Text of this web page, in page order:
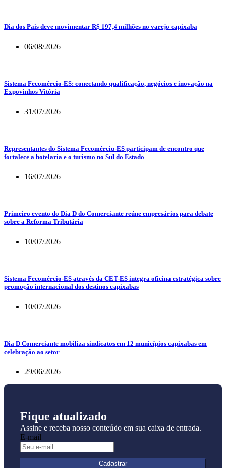
Dia dos Pais deve movimentar R$ 197,4 milhões no varejo capixaba
06/08/2026
Sistema Fecomércio-ES: conectando qualificação, negócios e inovação na
Expovinhos Vitória
31/07/2026
Representantes do Sistema Fecomércio-ES participam de encontro que
fortalece a hotelaria e o turismo no Sul do Estado
16/07/2026
Primeiro evento do Dia D do Comerciante reúne empresários para debate
sobre a Reforma Tributária
10/07/2026
Sistema Fecomércio-ES através da CET-ES integra oficina estratégica sobre
promoção internacional dos destinos capixabas
10/07/2026
Dia D Comerciante mobiliza sindicatos em 12 municípios capixabas em
celebração ao setor
29/06/2026
Fique atualizado
Assine e receba nosso conteúdo em sua caixa de entrada.
E-mail
Cadastrar